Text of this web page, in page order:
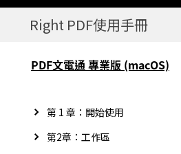
Right PDF使用手冊
PDF文電通 專業版 (macOS)
第 1 章：開始使用
第2章：工作區